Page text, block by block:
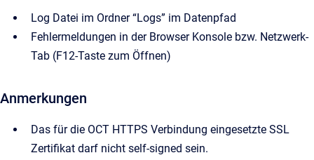
Log Datei im Ordner “Logs” im Datenpfad
Fehlermeldungen in der Browser Konsole bzw. Netzwerk-
Tab (F12-Taste zum Öffnen)
Anmerkungen
Das für die OCT HTTPS Verbindung eingesetzte SSL
Zertifikat darf nicht self-signed sein.